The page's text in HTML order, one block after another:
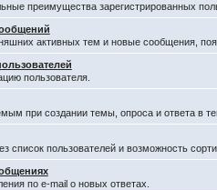
преимущества зарегистрированных
активных тем и новые сообщения,
пользователя.
при создании темы, опроса и ответа в
список пользователей и возможность
по e-mail о новых ответах.